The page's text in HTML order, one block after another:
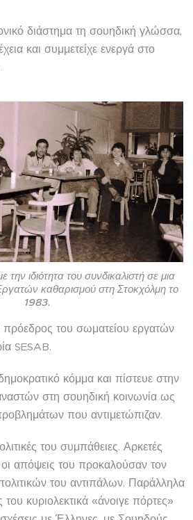
διάστημα τη σουηδική γλώσσα,
και συμμετείχε ενεργά στο
ιδιότητα του συνδικαλιστή σε μια
καθαρισμού στη Στοκχόλμη το
1983.
πρόεδρος του σωματείου εργατών
SESAB.
κόμμα και πίστευε στην
στη σουηδική κοινωνία ως
που αντιμετώπιζαν.
του συμπάθειες. Αρκετές
οι απόψεις του προκαλούσαν τον
του αντιπάλων. Παράλληλα
κυριολεκτικά «άνοιγε πόρτες»